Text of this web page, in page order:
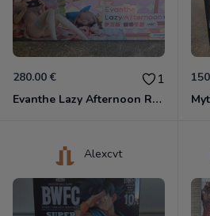
280.00 € 1
Evanthe Lazy Afternoon Red Pride of Eden
Alexcvt